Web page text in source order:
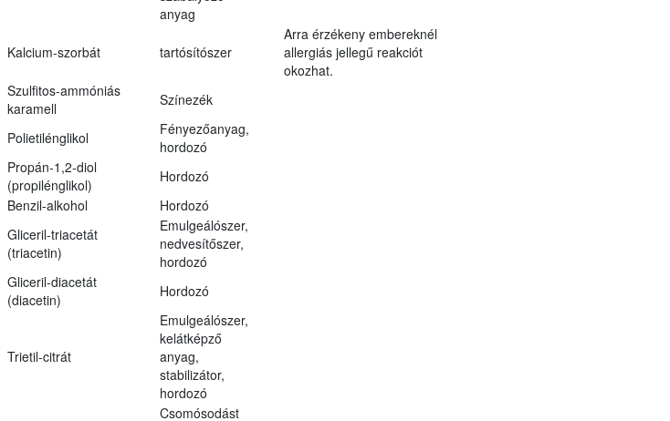
anyag
Kalcium-szorbát tartósítószer
Arra érzékeny embereknél
allergiás jellegű reakciót
okozhat.
Szulfitos-ammóniás
karamell
Színezék
Polietilénglikol
Fényezőanyag,
hordozó
Propán-1,2-diol
(propilénglikol)
Hordozó
Benzil-alkohol Hordozó
Gliceril-triacetát
(triacetin)
Emulgeálószer,
nedvesítőszer,
hordozó
Gliceril-diacetát
(diacetin)
Hordozó
Trietil-citrát
Emulgeálószer,
kelátképző
anyag,
stabilizátor,
hordozó
Csomósodást